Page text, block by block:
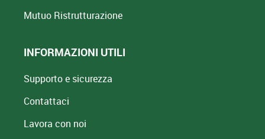
Mutuo Ristrutturazione
INFORMAZIONI UTILI
Supporto e sicurezza
Contattaci
Lavora con noi